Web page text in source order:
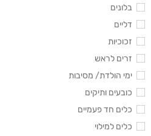
בלונים
דליים
זכוכיות
זרים לראש
ימי הולדת/ מסיבות
כובעים ותיקים
כלים חד פעמיים
כלים למילוי